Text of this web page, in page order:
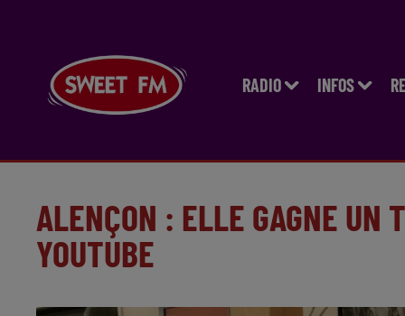
RADIO INFOS
ALENÇON : ELLE GAGNE UN
YOUTUBE